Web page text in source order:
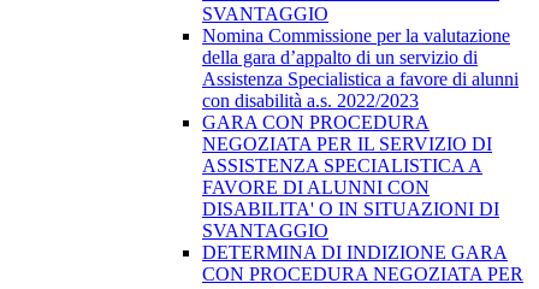
SVANTAGGIO
Nomina Commissione per la valutazione
della gara d’appalto di un servizio di
Assistenza Specialistica a favore di alunni
con disabilità a.s. 2022/2023
GARA CON PROCEDURA
NEGOZIATA PER IL SERVIZIO DI
ASSISTENZA SPECIALISTICA A
FAVORE DI ALUNNI CON
DISABILITA' O IN SITUAZIONI DI
SVANTAGGIO
DETERMINA DI INDIZIONE GARA
CON PROCEDURA NEGOZIATA PER